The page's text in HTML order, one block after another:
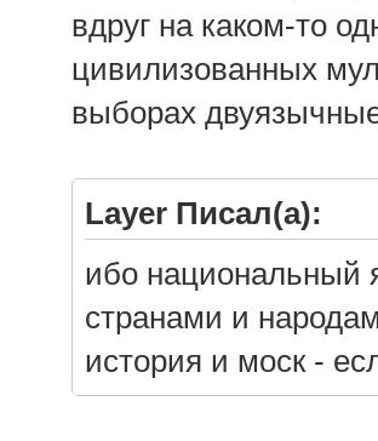
вдруг на каком-то
цивилизованных
выборах
Layer Писал(а):
ибо национальный
странами и
история и моск -